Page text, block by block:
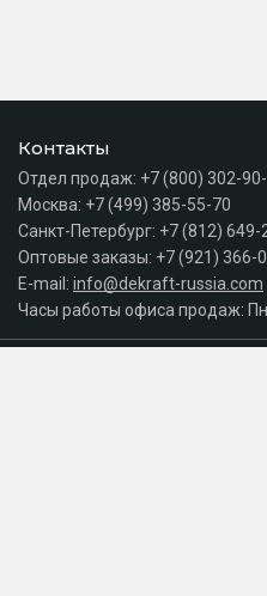
Контакты
Отдел продаж: +7 (800) 302-
Москва: +7 (499) 385-55-70
Санкт-Петербург: +7 (812) 649-
Оптовые заказы: +7 (921) 366-
E-mail: info@dekraft-russia.com
Часы работы офиса продаж: